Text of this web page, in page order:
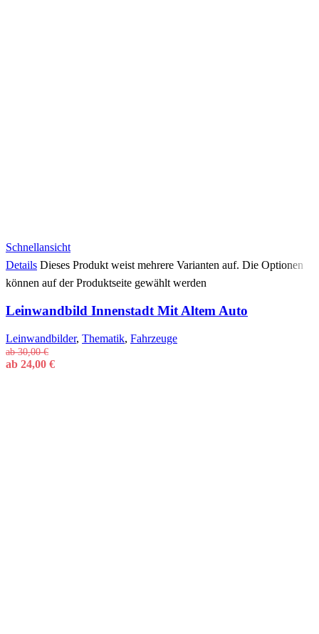
Schnellansicht
Details Dieses Produkt weist mehrere Varianten auf. Die Optionen
können auf der Produktseite gewählt werden
Leinwandbild Innenstadt Mit Altem Auto
Leinwandbilder, Thematik, Fahrzeuge
ab30,00€
ab 24,00 €